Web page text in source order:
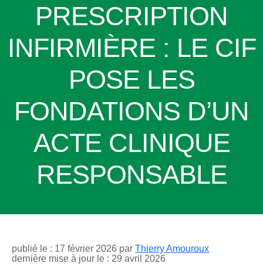
PRESCRIPTION
INFIRMIÈRE : LE CIF
POSE LES
FONDATIONS D’UN
ACTE CLINIQUE
RESPONSABLE
publié le : 17 février 2026 par Thierry Amouroux
dernière mise à jour le : 29 avril 2026